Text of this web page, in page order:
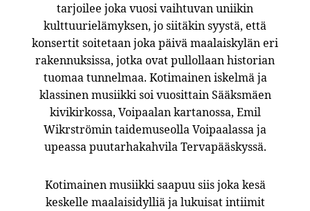
tarjoilee joka vuosi vaihtuvan uniikin
kulttuurielämyksen, jo siitäkin syystä, että
konsertit soitetaan joka päivä maalaiskylän eri
rakennuksissa, jotka ovat pullollaan historian
tuomaa tunnelmaa. Kotimainen iskelmä ja
klassinen musiikki soi vuosittain Sääksmäen
kivikirkossa, Voipaalan kartanossa, Emil
Wikrströmin taidemuseolla Voipaalassa ja
upeassa puutarhakahvila Tervapääskyssä.
Kotimainen musiikki saapuu siis joka kesä
keskelle maalaisidylliä ja lukuisat intiimit